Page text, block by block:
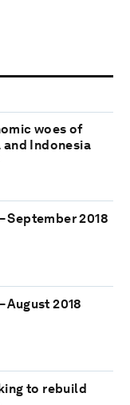
woes of
and Indonesia
September 2018
August 2018
to rebuild